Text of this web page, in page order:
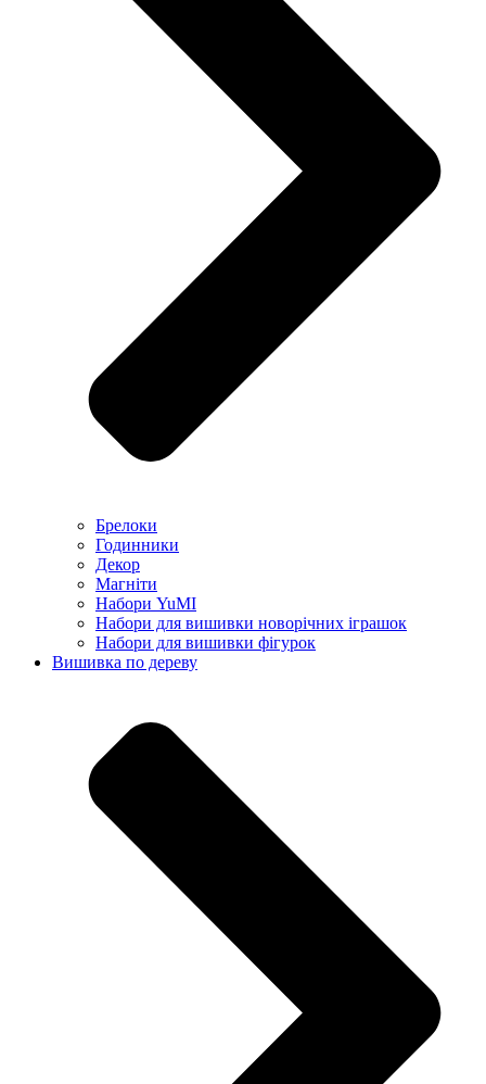
Брелоки
Годинники
Декор
Магніти
Набори YuMI
Набори для вишивки новорічних іграшок
Набори для вишивки фігурок
Вишивка по дереву